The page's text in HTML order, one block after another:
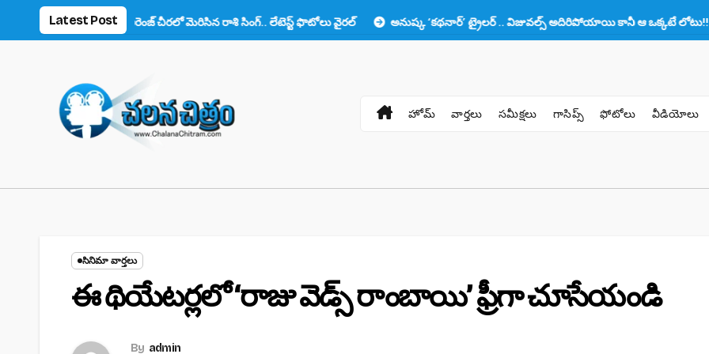
Latest Post
ఆరెంజ్ చీరలో మెరిసిన రాశి సింగ్.. లేటెస్ట్ ఫొటోలు వైరల్ అనుష్క ‘కథనార్’ ట్రైలర్ .. విజువల్స్ అదిరిపోయాయి కానీ ఆ ఒక్కటే లోటు!!
హోమ్ వార్తలు సమీక్షలు గాసిప్స్ ఫోటోలు వీడియోలు
సినిమా వార్తలు
ఈ థియేటర్లలో ‘రాజు వెడ్స్ రాంబాయి’ ఫ్రీగా చూసేయండి
By admin